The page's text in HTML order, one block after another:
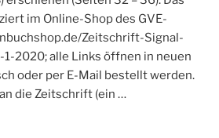
im Online-Shop des GVE-
Zeitschrift-Signal-
2020; alle Links öffnen in neuen
oder per E-Mail bestellt werden.
die Zeitschrift (ein …